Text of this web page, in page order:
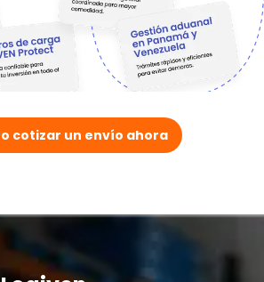
cotizar un envío ahora